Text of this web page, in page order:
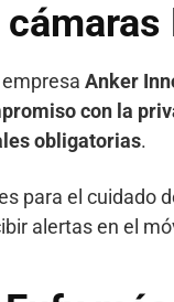
cámaras
Anker
con la
obligatorias.
para el cuidado
alertas en el